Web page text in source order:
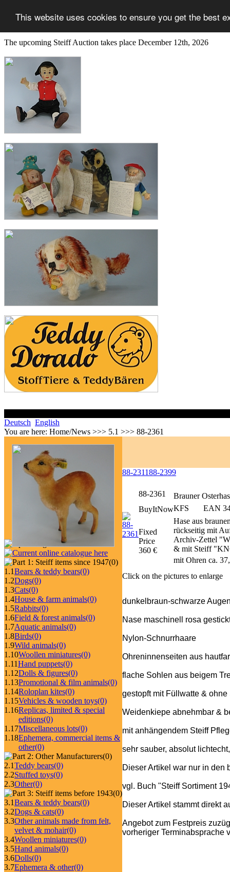
This website uses cookies to ensure you get the best
The upcoming Steiff Auction takes place December 12th, 2026
Deutsch English
You are here: Home/News >>> 5.1 >>> 88-2361
(0)
1.1Bears & teddy bears(0)
1.2Dogs(0)
1.3Cats(0)
1.4House & farm animals(0)
1.5Rabbits(0)
1.6Field & forest animals(0)
1.7Aquatic animals(0)
1.8Birds(0)
1.9Wild animals(0)
1.10Woollen miniatures(0)
1.11Hand puppets(0)
1.12Dolls & figures(0)
1.13Promotional & film animals(0)
1.14Roloplan kites(0)
1.15Vehicles & wooden toys(0)
1.16Replicas, limited & special
editions(0)
1.17Miscellaneous lots(0)
1.18Ephemera, commercial items &
other(0)
(0)
2.1Teddy bears(0)
2.2Stuffed toys(0)
2.3Other(0)
(0)
3.1Bears & teddy bears(0)
3.2Dogs & cats(0)
3.3Other animals made from felt,
velvet & mohair(0)
3.4Woollen miniatures(0)
3.5Hand animals(0)
3.6Dolls(0)
3.7Ephemera & other(0)
88-231188-2399
88-2361
Brauner
KFS
EAN
Hase aus
rückseitig mit
Archiv-Zettel
& mit Steiff
mit Ohren ca.
BuyItNow
Fixed
Price
360 €
Click on the pictures to enlarge
dunkelbraun-schwarze
Nase maschinell rosa
Nylon-Schnurrhaare
Ohreninnenseiten aus
flache Sohlen aus beigem
gestopft mit Füllwatte & ohne
Weidenkiepe abnehmbar &
mit anhängendem Steiff
sehr sauber, absolut
Dieser Artikel war nur in den
vgl. Buch "Steiff Sortiment
Dieser Artikel stammt direkt
Angebot zum Festpreis
vorheriger Terminabsprache